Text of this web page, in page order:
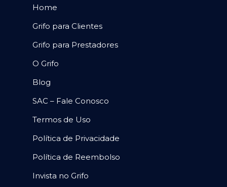
Home
Grifo para Clientes
Grifo para Prestadores
O Grifo
Blog
SAC – Fale Conosco
Termos de Uso
Política de Privacidade
Política de Reembolso
Invista no Grifo